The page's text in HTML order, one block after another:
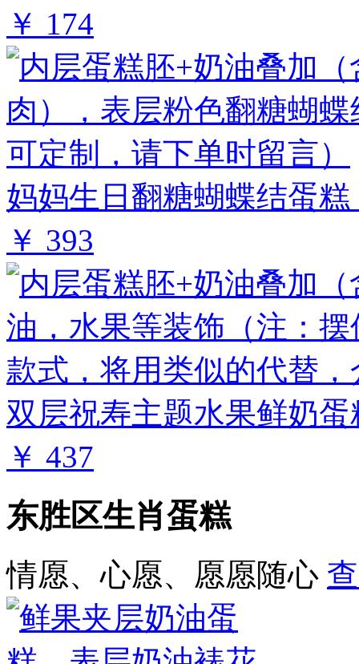
￥ 174
妈妈生日翻糖蝴蝶结蛋糕
￥ 393
双层祝寿主题水果鲜奶蛋
￥ 437
东胜区生肖蛋糕
情愿、心愿、愿愿随心